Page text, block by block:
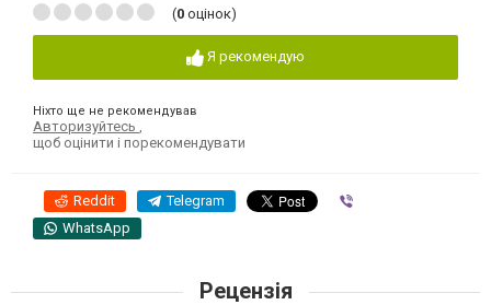
(0 оцінок)
Я рекомендую
Ніхто ще не рекомендував
Авторизуйтесь
щоб оцінити і порекомендувати
Reddit Telegram
WhatsApp
Рецензія